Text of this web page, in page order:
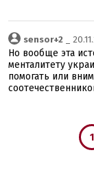
sensor+2 _
Но вообще эта
менталитету
помогать или
1